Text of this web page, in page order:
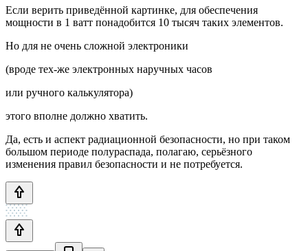
Если верить приведённой картинке, для обеспечения
мощности в 1 ватт понадобится 10 тысяч таких элементов.
Но для не очень сложной электроники
(вроде тех-же электронных наручных часов
или ручного калькулятора)
этого вполне должно хватить.
Да, есть и аспект радиационной безопасности, но при таком
большом периоде полураспада, полагаю, серьёзного
изменения правил безопасности и не потребуется.